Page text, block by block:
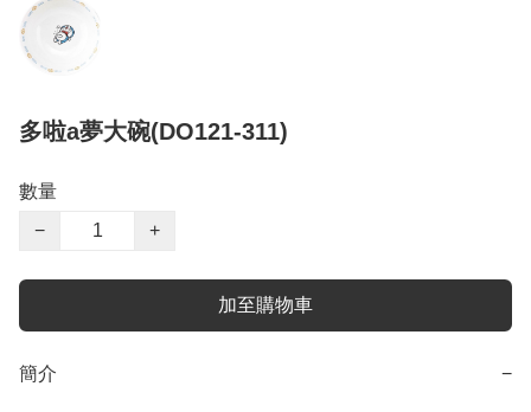
多啦a夢大碗(DO121-311)
數量
−
+
加至購物車
簡介 −